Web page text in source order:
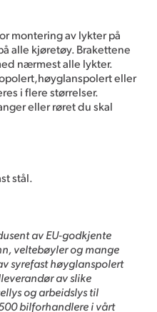
montering av lykter på
alle kjøretøy. Brakettene
nærmest alle lykter.
eller
i flere størrelser.
eller røret du skal
stål.
av EU-godkjente
veltebøyler og mange
syrefast høyglanspolert
av slike
og arbeidslys til
bilforhandlere i vårt